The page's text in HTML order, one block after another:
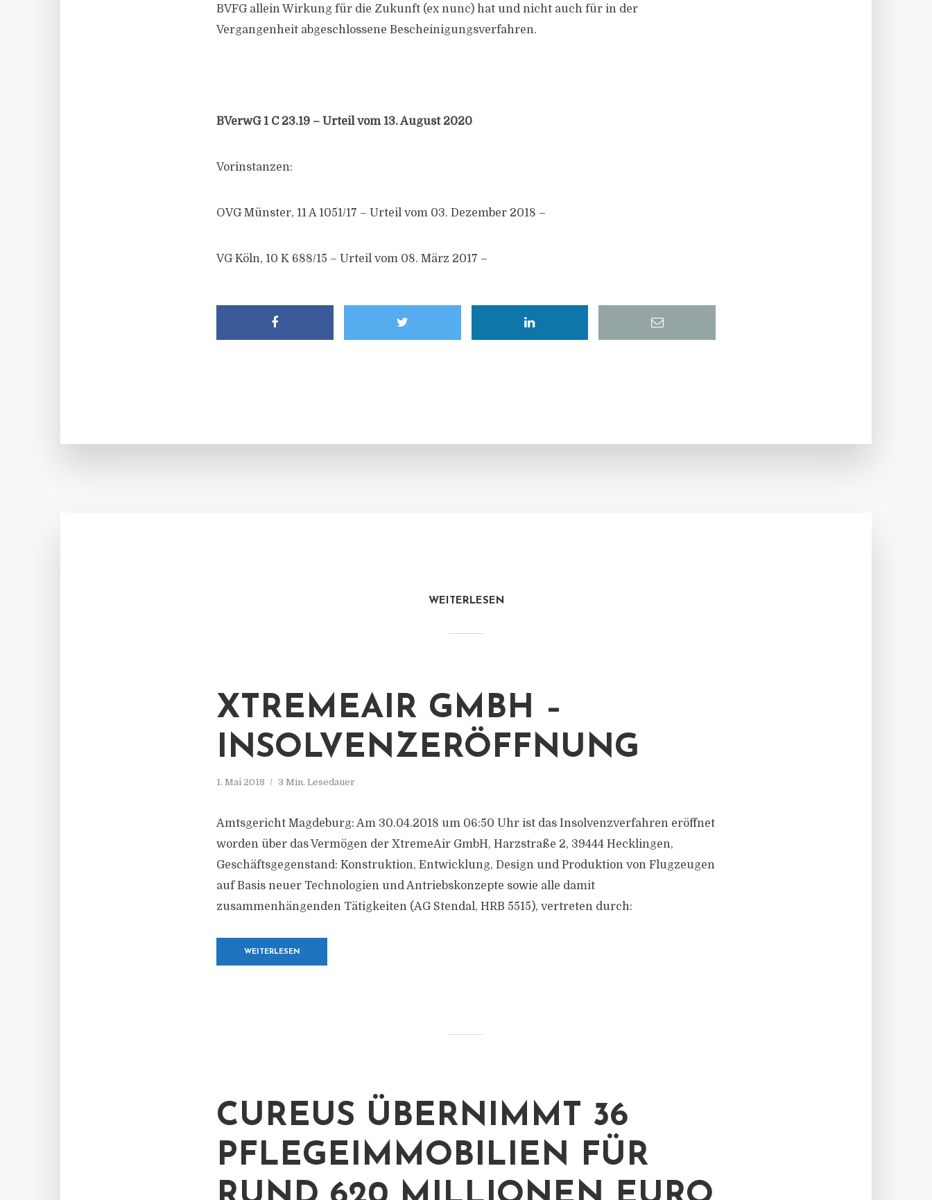
BVFG allein Wirkung für die Zukunft (ex nunc) hat und nicht auch für in der
Vergangenheit abgeschlossene Bescheinigungsverfahren.
BVerwG 1 C 23.19 – Urteil vom 13. August 2020
Vorinstanzen:
OVG Münster, 11 A 1051/17 – Urteil vom 03. Dezember 2018 –
VG Köln, 10 K 688/15 – Urteil vom 08. März 2017 –
WEITERLESEN
XTREMEAIR GMBH –
INSOLVENZERÖFFNUNG
1. Mai 2018 3 Min. Lesedauer
Amtsgericht Magdeburg: Am 30.04.2018 um 06:50 Uhr ist das Insolvenzverfahren eröffnet
worden über das Vermögen der XtremeAir GmbH, Harzstraße 2, 39444 Hecklingen,
Geschäftsgegenstand: Konstruktion, Entwicklung, Design und Produktion von Flugzeugen
auf Basis neuer Technologien und Antriebskonzepte sowie alle damit
zusammenhängenden Tätigkeiten (AG Stendal, HRB 5515), vertreten durch:
WEITERLESEN
CUREUS ÜBERNIMMT 36
PFLEGEIMMOBILIEN FÜR